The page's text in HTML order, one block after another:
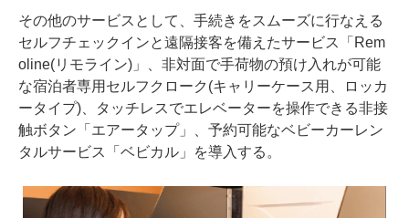
その他のサービスとして、手続きをスムーズに行なえる
セルフチェックインと遠隔接客を備えたサービス「Rem
oline(リモライン)」、非対面で手荷物の預け入れが可能
な宿泊者専用セルフクローク(キャリーケース用、ロッカ
ータイプ)、タッチレスでエレベーターを操作できる非接
触ボタン「エアータップ」、予約可能なベビーカーレン
タルサービス「ベビカル」を導入する。